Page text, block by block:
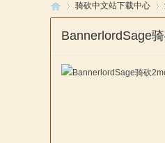
»
骑砍中文站下载中心
BannerlordSage